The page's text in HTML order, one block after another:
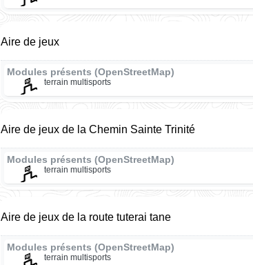
Aire de jeux
Modules présents (OpenStreetMap)
terrain multisports
Aire de jeux de la Chemin Sainte Trinité
Modules présents (OpenStreetMap)
terrain multisports
Aire de jeux de la route tuterai tane
Modules présents (OpenStreetMap)
terrain multisports